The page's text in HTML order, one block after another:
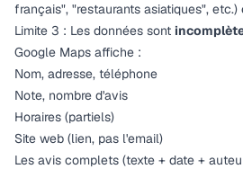
français", "restaurants asiatiques", etc.)
Limite 3 : Les données sont
Google Maps affiche :
Nom, adresse, téléphone
Note, nombre d'avis
Horaires (partiels)
Site web (lien, pas l'email)
Les avis complets (texte + date +